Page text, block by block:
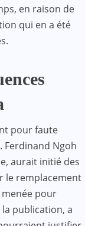
en raison de
qui en a été
pour faute
Ferdinand Ngoh
aurait initié des
le remplacement
menée pour
publication, a